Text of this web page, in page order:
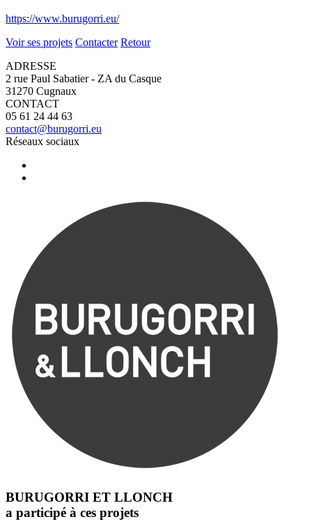
https://www.burugorri.eu/
Voir ses projets Contacter Retour
ADRESSE
2 rue Paul Sabatier - ZA du Casque
31270 Cugnaux
CONTACT
05 61 24 44 63
contact@burugorri.eu
Réseaux sociaux
BURUGORRI ET LLONCH
a participé à ces projets